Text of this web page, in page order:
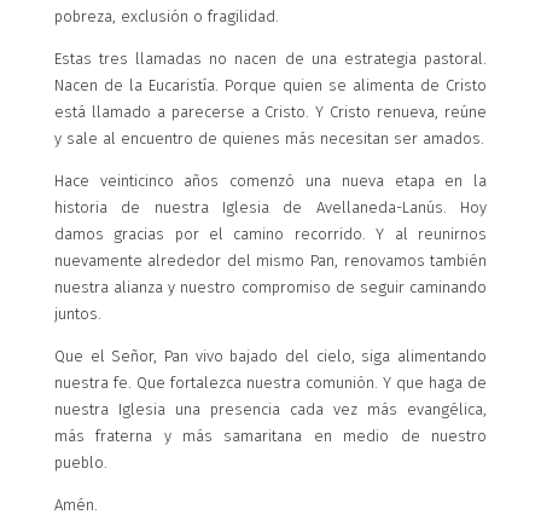
pobreza, exclusión o fragilidad.
Estas tres llamadas no nacen de una estrategia pastoral.
Nacen de la Eucaristía. Porque quien se alimenta de Cristo
está llamado a parecerse a Cristo. Y Cristo renueva, reúne
y sale al encuentro de quienes más necesitan ser amados.
Hace veinticinco años comenzó una nueva etapa en la
historia de nuestra Iglesia de Avellaneda-Lanús. Hoy
damos gracias por el camino recorrido. Y al reunirnos
nuevamente alrededor del mismo Pan, renovamos también
nuestra alianza y nuestro compromiso de seguir caminando
juntos.
Que el Señor, Pan vivo bajado del cielo, siga alimentando
nuestra fe. Que fortalezca nuestra comunión. Y que haga de
nuestra Iglesia una presencia cada vez más evangélica,
más fraterna y más samaritana en medio de nuestro
pueblo.
Amén.